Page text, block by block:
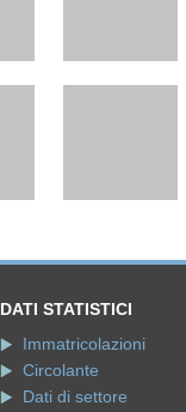
DATI STATISTICI
Immatricolazioni
Circolante
Dati di settore